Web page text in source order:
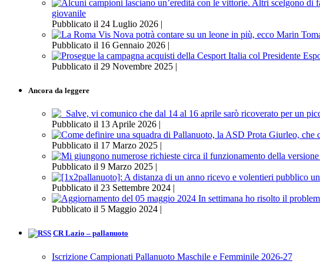
giovanile
Pubblicato il 24 Luglio 2026 |
Pubblicato il 16 Gennaio 2026 |
Pubblicato il 29 Novembre 2025 |
Ancora da leggere
Pubblicato il 13 Aprile 2026 |
Pubblicato il 17 Marzo 2025 |
Pubblicato il 9 Marzo 2025 |
Pubblicato il 23 Settembre 2024 |
Pubblicato il 5 Maggio 2024 |
CR Lazio – pallanuoto
Iscrizione Campionati Pallanuoto Maschile e Femminile 2026-27